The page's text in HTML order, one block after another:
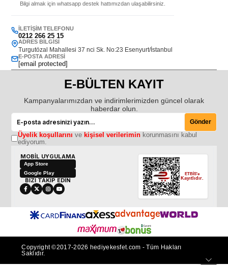
Bilgi almak için whatsapp destek hattımızdan ulaşabilirsiniz.
İLETIŞIM TELEFONU
0212 266 25 15
ADRES BILGISI
Turgutözal Mahallesi 37 nci Sk. No:23 Esenyurt/İstanbul
E-POSTA ADRESI
[email protected]
E-BÜLTEN KAYIT
Kampanyalarımızdan ve indirimlerimizden güncel olarak
haberdar olun.
Gönder
Üyelik koşullarını ve kişisel verileriminkorunmasını kabul
ediyorum.
MOBİL UYGULAMA
App Store
Google Play
BİZİ TAKİP EDİN
ETBİS'e
Kayıtlıdır.
Copyright ©2017-2026 hediyekesfet.com - Tüm Hakları
Saklıdır.